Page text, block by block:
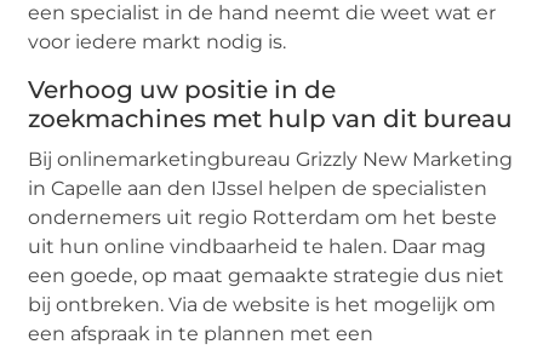
een specialist in de hand neemt die weet wat er
voor iedere markt nodig is.
Verhoog uw positie in de
zoekmachines met hulp van dit bureau
Bij onlinemarketingbureau Grizzly New Marketing
in Capelle aan den IJssel helpen de specialisten
ondernemers uit regio Rotterdam om het beste
uit hun online vindbaarheid te halen. Daar mag
een goede, op maat gemaakte strategie dus niet
bij ontbreken. Via de website is het mogelijk om
een afspraak in te plannen met een